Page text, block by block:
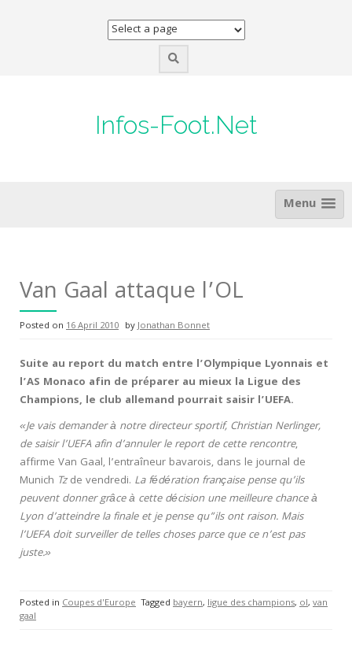
Infos-Foot.Net
Menu
Van Gaal attaque l’OL
Posted on 16 April 2010 byJonathan Bonnet
Suite au report du match entre l’Olympique Lyonnais et
l’AS Monaco afin de préparer au mieux la Ligue des
Champions, le club allemand pourrait saisir l’UEFA.
«Je vais demander à notre directeur sportif, Christian Nerlinger,
de saisir l’UEFA afin d’annuler le report de cette rencontre,
affirme Van Gaal, l’entraîneur bavarois, dans le journal de
Munich Tzde vendredi. La fédération française pense qu’ils
peuvent donner grâce à cette décision une meilleure chance à
Lyon d’atteindre la finale et je pense qu”ils ont raison. Mais
l’UEFA doit surveiller de telles choses parce que ce n’est pas
juste.»
Posted in Coupes d'Europe Tagged bayern, ligue des champions, ol, van
gaal